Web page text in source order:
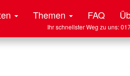
Themen FAQ
Ihr schnellster Weg zu uns: